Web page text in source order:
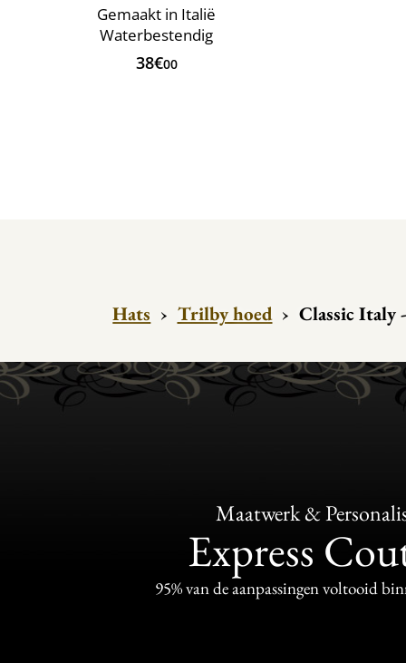
Gemaakt in Italië
Waterbestendig
38€00
Hats › Trilby hoed › Classic Italy
Maatwerk &
Express
95% van de aanpassingen voltooid